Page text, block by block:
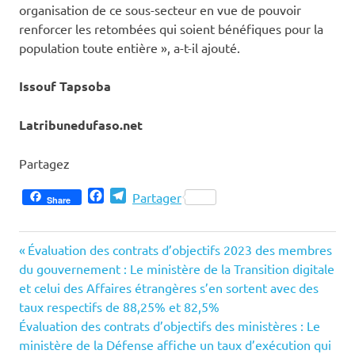
organisation de ce sous-secteur en vue de pouvoir
renforcer les retombées qui soient bénéfiques pour la
population toute entière », a-t-il ajouté.
Issouf Tapsoba
Latribunedufaso.net
Partagez
Share FacebookTelegram
Partager
Navigation
de
l’article
Previous
Post:
Évaluation des contrats d’objectifs 2023 des membres
du gouvernement : Le ministère de la Transition digitale
et celui des Affaires étrangères s’en sortent avec des
taux respectifs de 88,25% et 82,5%
Next
Post:
Évaluation des contrats d’objectifs des ministères : Le
ministère de la Défense affiche un taux d’exécution qui